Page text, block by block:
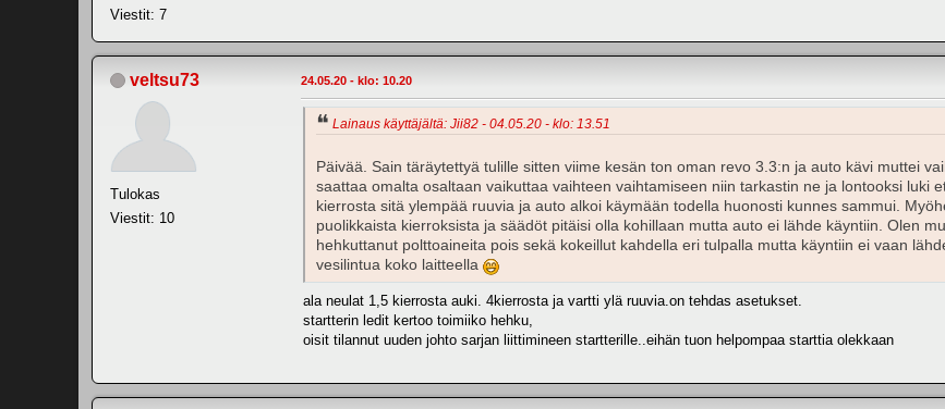
Viestit: 7
veltsu73
Tulokas
Viestit: 10
24.05.20 - klo: 10.20
Lainaus käyttäjältä: Jii82 - 04.05.20 - klo: 13.51
Päivää. Sain täräytettyä tulille sitten viime kesän ton oman revo 3.3:n ja auto kävi muttei
saattaa omalta osaltaan vaikuttaa vaihteen vaihtamiseen niin tarkastin ne ja lontooksi luki
kierrosta sitä ylempää ruuvia ja auto alkoi käymään todella huonosti kunnes sammui.
puolikkaista kierroksista ja säädöt pitäisi olla kohillaan mutta auto ei lähde käyntiin. Olen
hehkuttanut polttoaineita pois sekä kokeillut kahdella eri tulpalla mutta käyntiin ei vaan
vesilintua koko laitteella
ala neulat 1,5 kierrosta auki. 4kierrosta ja vartti ylä ruuvia.on tehdas asetukset.
startterin ledit kertoo toimiiko hehku,
oisit tilannut uuden johto sarjan liittimineen startterille..eihän tuon helpompaa starttia olekkaan